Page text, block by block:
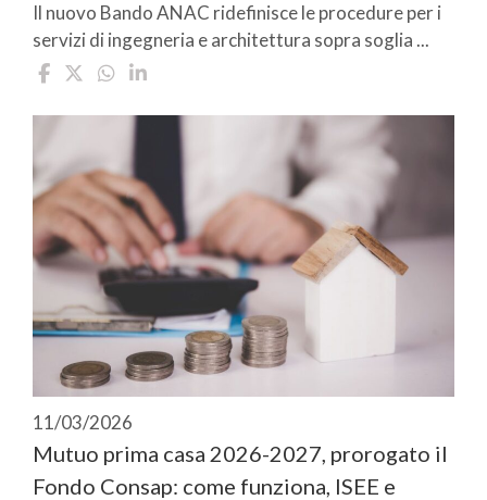
Il nuovo Bando ANAC ridefinisce le procedure per i
servizi di ingegneria e architettura sopra soglia ...
11/03/2026
Mutuo prima casa 2026-2027, prorogato il
Fondo Consap: come funziona, ISEE e